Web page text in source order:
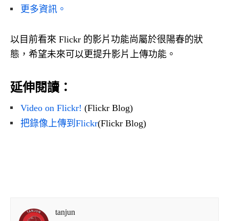
更多資訊。
以目前看來 Flickr 的影片功能尚屬於很陽春的狀
態，希望未來可以更提升影片上傳功能。
延伸閱讀：
Video on Flickr! (Flickr Blog)
把錄像上傳到Flickr(Flickr Blog)
tanjun